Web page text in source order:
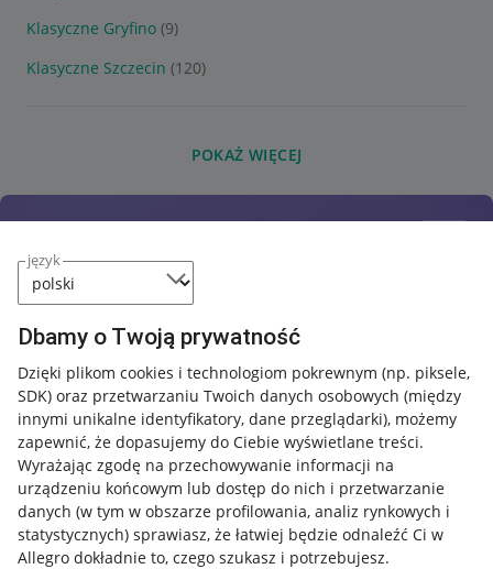
język
Dbamy o Twoją prywatność
Dzięki plikom cookies i technologiom pokrewnym (np. piksele,
SDK) oraz przetwarzaniu Twoich danych osobowych (między
innymi unikalne identyfikatory, dane przeglądarki), możemy
zapewnić, że dopasujemy do Ciebie wyświetlane treści.
Wyrażając zgodę na przechowywanie informacji na
urządzeniu końcowym lub dostęp do nich i przetwarzanie
danych (w tym w obszarze profilowania, analiz rynkowych i
statystycznych) sprawiasz, że łatwiej będzie odnaleźć Ci w
Allegro dokładnie to, czego szukasz i potrzebujesz.
Klasyczne Gryfino (9)
Klasyczne Szczecin (120)
POKAŻ WIĘCEJ